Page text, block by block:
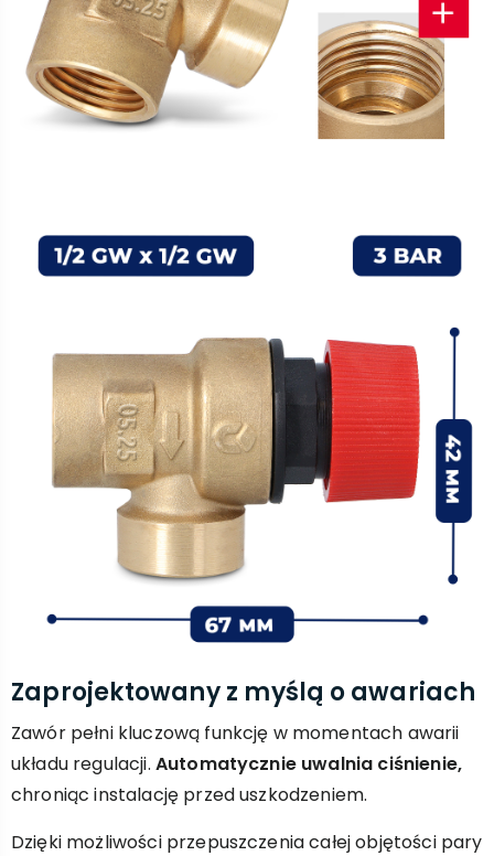
Zaprojektowany z myślą o awariach
Zawór pełni kluczową funkcję w momentach awarii
układu regulacji. Automatycznie uwalnia ciśnienie,
chroniąc instalację przed uszkodzeniem.
Dzięki możliwości przepuszczenia całej objętości pary